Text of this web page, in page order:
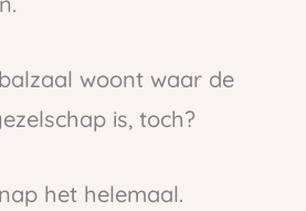
woont waar de
is, toch?
het helemaal.